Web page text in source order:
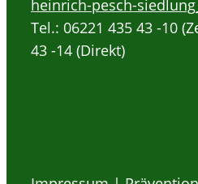
heinrich-pesch-
Tel.: 06221 435 43 -10
43 -14 (Direkt)